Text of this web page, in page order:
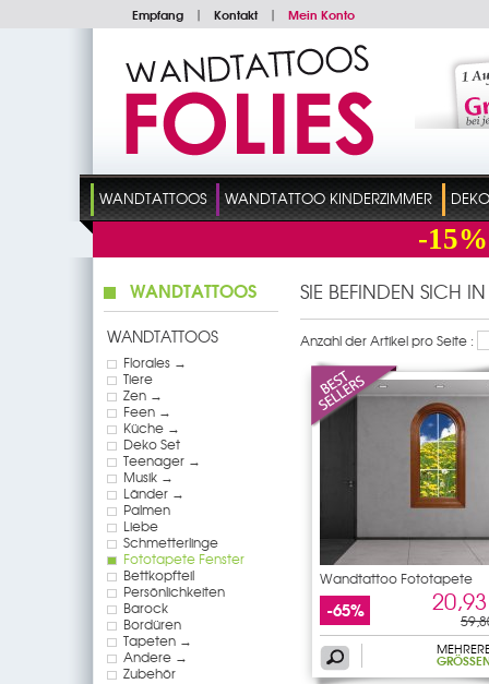
Empfang | Kontakt | Mein Konto
WANDTATTOOS WANDTATTOO KINDERZIMMER
-15%
WANDTATTOOS
WANDTATTOOS
Florales →
Tiere
Zen →
Feen →
Küche →
Deko Set
Teenager →
Musik →
Länder →
Palmen
Liebe
Schmetterlinge
Fototapete Fenster
Bettkopfteil
Persönlichkeiten
Barock
Bordüren
Tapeten →
Andere →
Zubehör
SIE BEFINDEN SICH
Anzahl der Artikel pro Seite :
Wandtattoo Fototapete
Fenster
-65%
GRÖSSEN